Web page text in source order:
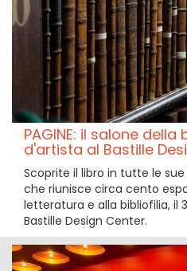
PAGINE: il salone
d'artista al Bastille
Scoprite il libro in tutte le sue
che riunisce circa cento
letteratura e alla bibliofilia, il
Bastille Design Center.